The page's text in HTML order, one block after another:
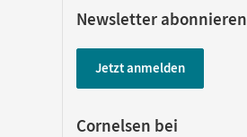
Newsletter abonnieren
Jetzt anmelden
Cornelsen bei